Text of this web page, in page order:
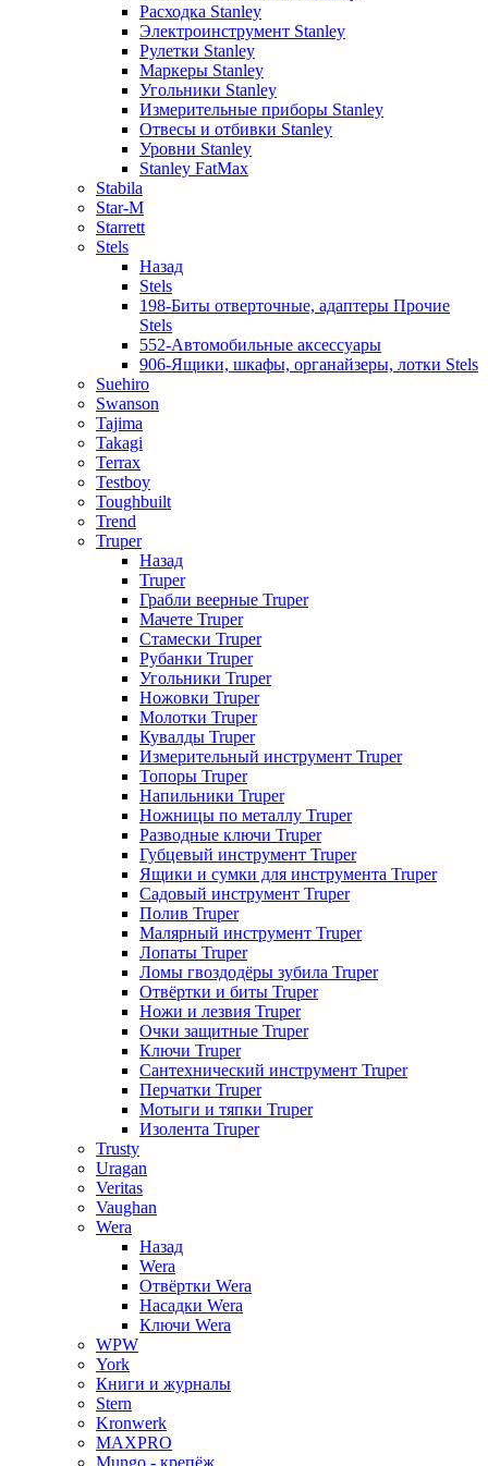
Расходка Stanley
Электроинструмент Stanley
Рулетки Stanley
Маркеры Stanley
Угольники Stanley
Измерительные приборы Stanley
Отвесы и отбивки Stanley
Уровни Stanley
Stanley FatMax
Stabila
Star-M
Starrett
Stels
Назад
Stels
198-Биты отверточные, адаптеры Прочие
Stels
552-Автомобильные аксессуары
906-Ящики, шкафы, органайзеры, лотки Stels
Suehiro
Swanson
Tajima
Takagi
Terrax
Testboy
Toughbuilt
Trend
Truper
Назад
Truper
Грабли веерные Truper
Мачете Truper
Стамески Truper
Рубанки Truper
Угольники Truper
Ножовки Truper
Молотки Truper
Кувалды Truper
Измерительный инструмент Truper
Топоры Truper
Напильники Truper
Ножницы по металлу Truper
Разводные ключи Truper
Губцевый инструмент Truper
Ящики и сумки для инструмента Truper
Садовый инструмент Truper
Полив Truper
Малярный инструмент Truper
Лопаты Truper
Ломы гвоздодёры зубила Truper
Отвёртки и биты Truper
Ножи и лезвия Truper
Очки защитные Truper
Ключи Truper
Сантехнический инструмент Truper
Перчатки Truper
Мотыги и тяпки Truper
Изолента Truper
Trusty
Uragan
Veritas
Vaughan
Wera
Назад
Wera
Отвёртки Wera
Насадки Wera
Ключи Wera
WPW
York
Книги и журналы
Stern
Kronwerk
MAXPRO
Mungo - крепёж